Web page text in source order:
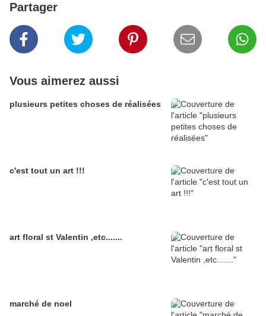
Partager
Vous aimerez aussi
plusieurs petites choses de réalisées
c'est tout un art !!!
art floral st Valentin ,etc.......
marché de noel